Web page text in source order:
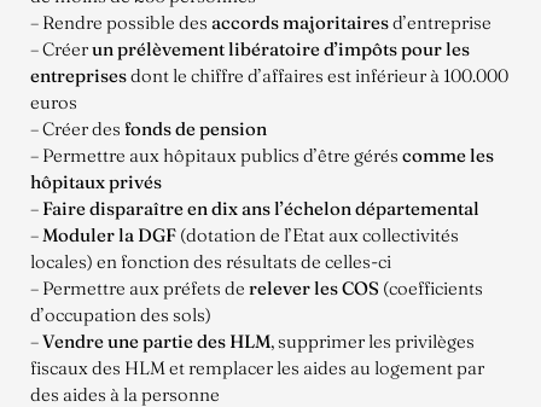
– Rendre possible des accords majoritairesd’entreprise
– Créerun prélèvement libératoire d’impôts pour les
entreprisesdont le chiffre d’affaires est inférieur à 100.000
euros
– Créer des fonds de pension
– Permettre aux hôpitaux publics d’être gérés comme les
hôpitaux privés
– Faire disparaître en dix ans l’échelon départemental
–Moduler la DGF (dotation de l’Etat aux collectivités
locales) en fonction des résultats de celles-ci
– Permettre aux préfets de relever les COS (coefficients
d’occupation des sols)
–Vendre une partie des HLM, supprimer les privilèges
fiscaux des HLM et remplacer les aides au logement par
des aides à la personne